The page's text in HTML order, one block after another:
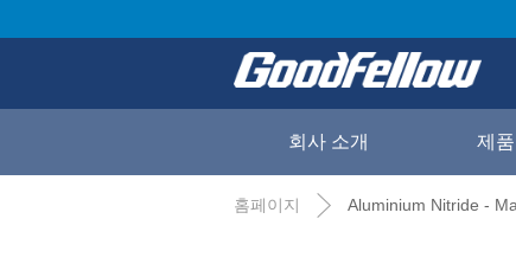
회사 소개 제
홈페이지 Aluminium Nitride -